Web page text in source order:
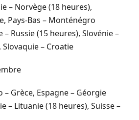
– Norvège (18 heures),
Pays-Bas – Monténégro
– Russie (15 heures), Slovénie –
– Croatie
– Grèce, Espagne – Géorgie
– Lituanie (18 heures), Suisse –